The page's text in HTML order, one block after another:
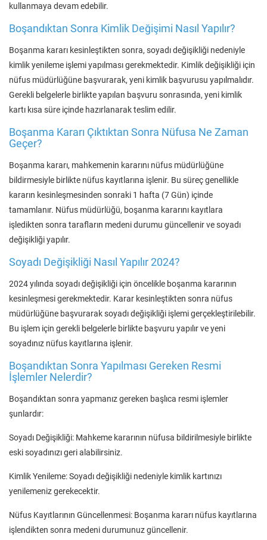
kullanmaya devam edebilir.
Boşandıktan Sonra Kimlik Değişimi Nasıl Yapılır?
Boşanma kararı kesinleştikten sonra, soyadı değişikliği nedeniyle
kimlik yenileme işlemi yapılması gerekmektedir. Kimlik değişikliği için
nüfus müdürlüğüne başvurarak, yeni kimlik başvurusu yapılmalıdır.
Gerekli belgelerle birlikte yapılan başvuru sonrasında, yeni kimlik
kartı kısa süre içinde hazırlanarak teslim edilir.
Boşanma Kararı Çıktıktan Sonra Nüfusa Ne Zaman
Geçer?
Boşanma kararı, mahkemenin kararını nüfus müdürlüğüne
bildirmesiyle birlikte nüfus kayıtlarına işlenir. Bu süreç genellikle
kararın kesinleşmesinden sonraki 1 hafta (7 Gün) içinde
tamamlanır. Nüfus müdürlüğü, boşanma kararını kayıtlara
işledikten sonra tarafların medeni durumu güncellenir ve soyadı
değişikliği yapılır.
Soyadı Değişikliği Nasıl Yapılır 2024?
2024 yılında soyadı değişikliği için öncelikle boşanma kararının
kesinleşmesi gerekmektedir. Karar kesinleştikten sonra nüfus
müdürlüğüne başvurarak soyadı değişikliği işlemi gerçekleştirilebilir.
Bu işlem için gerekli belgelerle birlikte başvuru yapılır ve yeni
soyadınız nüfus kayıtlarına işlenir.
Boşandıktan Sonra Yapılması Gereken Resmi
İşlemler Nelerdir?
Boşandıktan sonra yapmanız gereken başlıca resmi işlemler
şunlardır:
Soyadı Değişikliği: Mahkeme kararının nüfusa bildirilmesiyle birlikte
eski soyadınızı geri alabilirsiniz.
Kimlik Yenileme: Soyadı değişikliği nedeniyle kimlik kartınızı
yenilemeniz gerekecektir.
Nüfus Kayıtlarının Güncellenmesi: Boşanma kararı nüfus kayıtlarına
işlendikten sonra medeni durumunuz güncellenir.